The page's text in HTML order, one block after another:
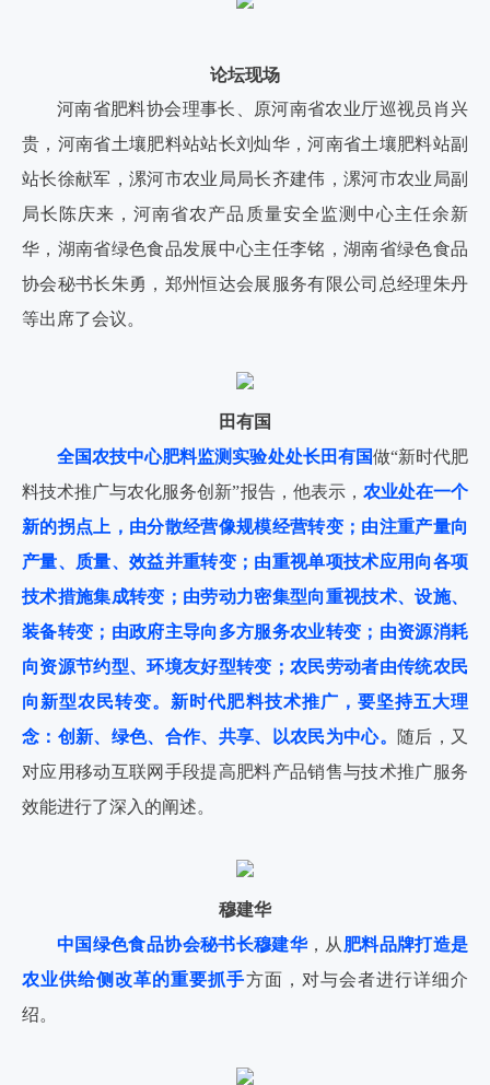
论坛现场
河南省肥料协会理事长、原河南省农业厅巡视员肖兴
贵，河南省土壤肥料站站长刘灿华，河南省土壤肥料站副
站长徐献军，漯河市农业局局长齐建伟，漯河市农业局副
局长陈庆来，河南省农产品质量安全监测中心主任余新
华，湖南省绿色食品发展中心主任李铭，湖南省绿色食品
协会秘书长朱勇，郑州恒达会展服务有限公司总经理朱丹
等出席了会议。
田有国
全国农技中心肥料监测实验处处长田有国做“新时代肥
料技术推广与农化服务创新”报告，他表示， 农业处在一个
新的拐点上，由分散经营像规模经营转变；由注重产量向
产量、质量、效益并重转变；由重视单项技术应用向各项
技术措施集成转变；由劳动力密集型向重视技术、设施、
装备转变；由政府主导向多方服务农业转变；由资源消耗
向资源节约型、环境友好型转变；农民劳动者由传统农民
向新型农民转变。 新时代肥料技术推广，要坚持五大理
念：创新、绿色、合作、共享、以农民为中心。
随后，又
对应用移动互联网手段提高肥料产品销售与技术推广服务
效能进行了深入的阐述。
穆建华
中国绿色食品协会秘书长穆建华，从 肥料品牌打造是
农业供给侧改革的重要抓手方面，对与会者进行详细介
绍。